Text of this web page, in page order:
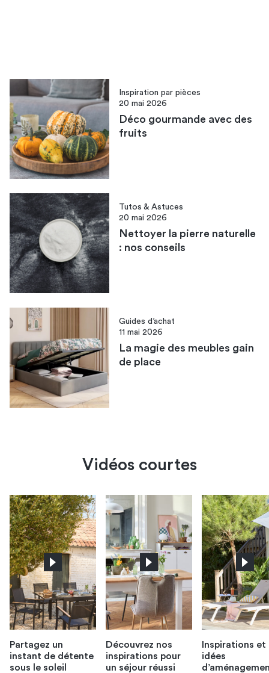
Inspiration par pièces
20 mai 2026
Déco gourmande avec des
fruits​
Tutos & Astuces
20 mai 2026
Nettoyer la pierre naturelle​
: nos conseils
Guides d’achat
11 mai 2026
La magie des meubles gain
de place
Vidéos courtes
Partagez un
instant de détente
sous le soleil
Découvrez nos
inspirations pour
un séjour réussi
Inspirations et
idées